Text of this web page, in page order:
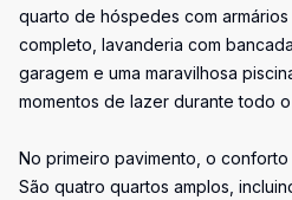
quarto de hóspedes com
completo, lavanderia com
garagem e uma maravilhosa
momentos de lazer durante todo o
No primeiro pavimento, o conforto
São quatro quartos amplos,